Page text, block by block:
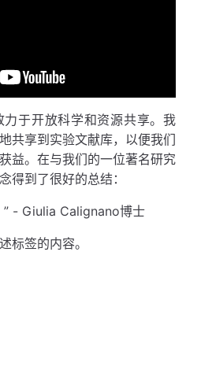
于开放科学和资源共享。我
共享到实验文献库，以便我们
益。在与我们的一位著名研究
得到了很好的总结：
” - Giulia Calignano博士
标签的内容。